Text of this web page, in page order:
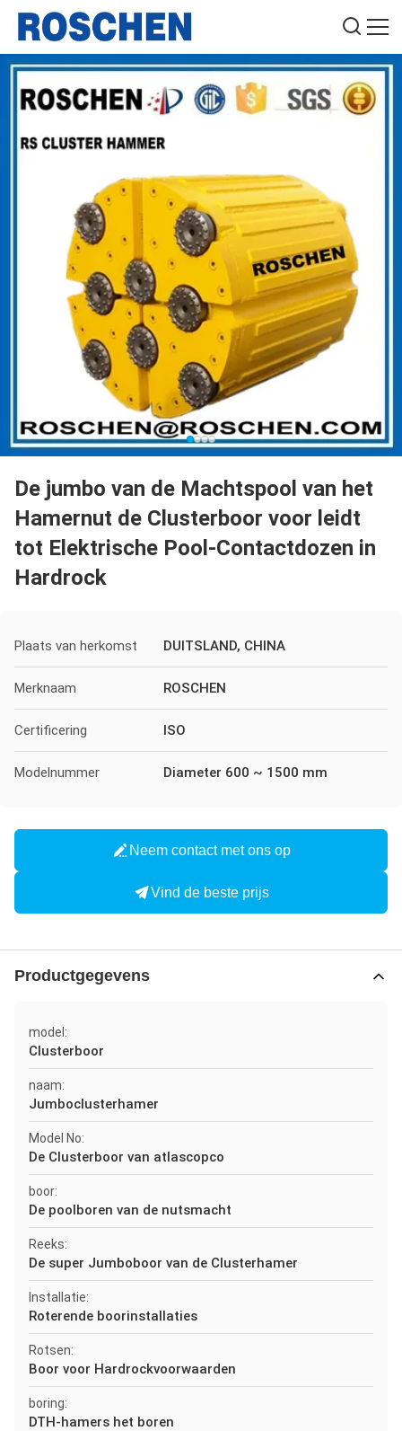
De jumbo van de Machtspool van het
Hamernut de Clusterboor voor leidt
tot Elektrische Pool-Contactdozen in
Hardrock
Plaats van herkomst DUITSLAND, CHINA
Merknaam ROSCHEN
Certificering ISO
Modelnummer Diameter 600 ~ 1500 mm
Neem contact met ons op
Vind de beste prijs
Productgegevens
model:
Clusterboor
naam:
Jumboclusterhamer
Model No:
De Clusterboor van atlascopco
boor:
De poolboren van de nutsmacht
Reeks:
De super Jumboboor van de Clusterhamer
Installatie:
Roterende boorinstallaties
Rotsen:
Boor voor Hardrockvoorwaarden
boring:
DTH-hamers het boren